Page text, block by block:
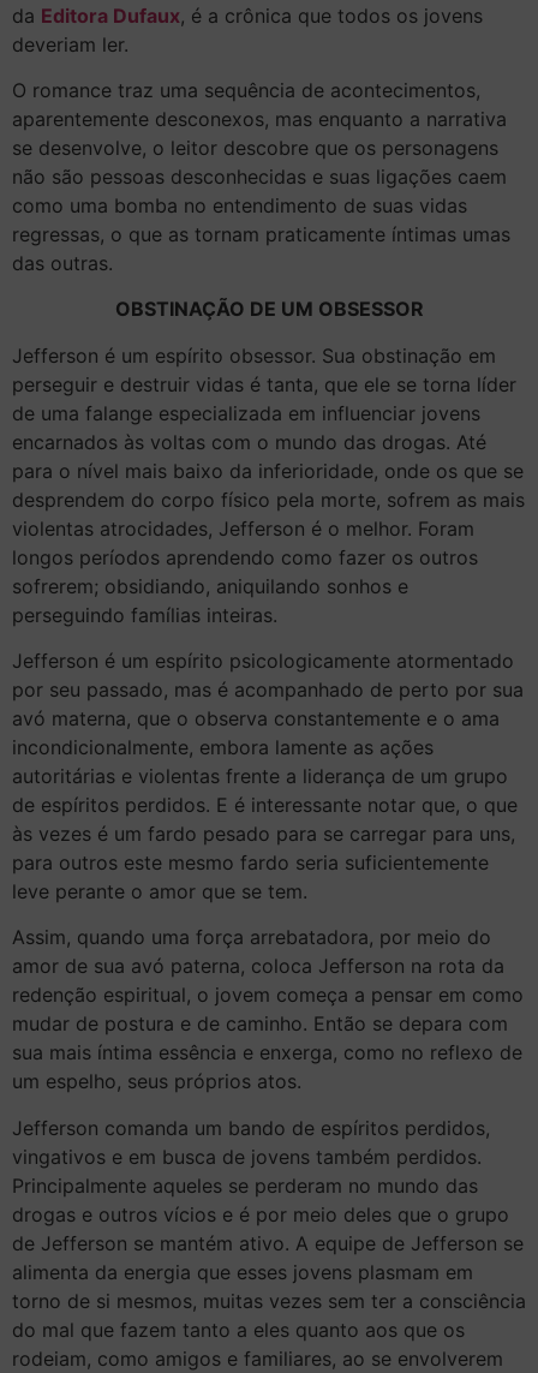
da Editora Dufaux, é a crônica que todos os jovens
deveriam ler.
O romance traz uma sequência de acontecimentos,
aparentemente desconexos, mas enquanto a narrativa
se desenvolve, o leitor descobre que os personagens
não são pessoas desconhecidas e suas ligações caem
como uma bomba no entendimento de suas vidas
regressas, o que as tornam praticamente íntimas umas
das outras.
OBSTINAÇÃO DE UM OBSESSOR
Jefferson é um espírito obsessor. Sua obstinação em
perseguir e destruir vidas é tanta, que ele se torna líder
de uma falange especializada em influenciar jovens
encarnados às voltas com o mundo das drogas. Até
para o nível mais baixo da inferioridade, onde os que se
desprendem do corpo físico pela morte, sofrem as mais
violentas atrocidades, Jefferson é o melhor. Foram
longos períodos aprendendo como fazer os outros
sofrerem; obsidiando, aniquilando sonhos e
perseguindo famílias inteiras.
Jefferson é um espírito psicologicamente atormentado
por seu passado, mas é acompanhado de perto por sua
avó materna, que o observa constantemente e o ama
incondicionalmente, embora lamente as ações
autoritárias e violentas frente a liderança de um grupo
de espíritos perdidos. E é interessante notar que, o que
às vezes é um fardo pesado para se carregar para uns,
para outros este mesmo fardo seria suficientemente
leve perante o amor que se tem.
Assim, quando uma força arrebatadora, por meio do
amor de sua avó paterna, coloca Jefferson na rota da
redenção espiritual, o jovem começa a pensar em como
mudar de postura e de caminho. Então se depara com
sua mais íntima essência e enxerga, como no reflexo de
um espelho, seus próprios atos.
Jefferson comanda um bando de espíritos perdidos,
vingativos e em busca de jovens também perdidos.
Principalmente aqueles se perderam no mundo das
drogas e outros vícios e é por meio deles que o grupo
de Jefferson se mantém ativo. A equipe de Jefferson se
alimenta da energia que esses jovens plasmam em
torno de si mesmos, muitas vezes sem ter a consciência
do mal que fazem tanto a eles quanto aos que os
rodeiam, como amigos e familiares, ao se envolverem